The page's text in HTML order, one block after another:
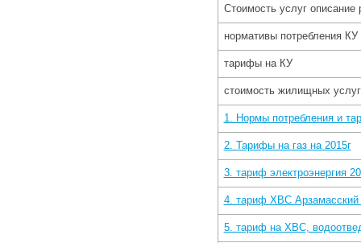
Стоимость услуг
нормативы потребления КУ
тарифы на КУ
стоимость жилищных услуг
1. Нормы потребления и
2. Тарифы на газ на 2015г
3. тариф электроэнергия
4. тариф ХВС Арзамасский
5. тариф на ХВС,